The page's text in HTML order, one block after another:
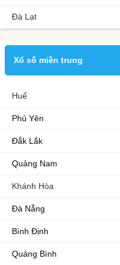
Đà Lạt
Xổ số miền trung
Huế
Phú Yên
Đắk Lắk
Quảng Nam
Khánh Hòa
Đà Nẵng
Bình Định
Quảng Bình